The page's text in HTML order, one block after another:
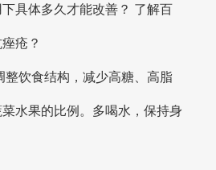
具体多久才能改善？ 了解百
疮？
整饮食结构，减少高糖、高脂
水果的比例。多喝水，保持身